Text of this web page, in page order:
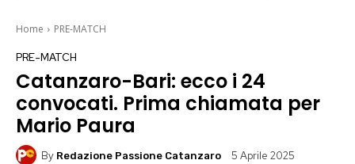
Home PRE-MATCH
PRE-MATCH
Catanzaro-Bari: ecco i 24
convocati. Prima chiamata per
Mario Paura
By Redazione Passione Catanzaro 5 Aprile 2025